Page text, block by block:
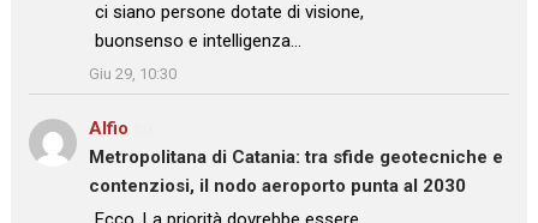
ci siano persone dotate di visione,
buonsenso e intelligenza…
”
Giu 29, 10:30
Alfio
Metropolitana di Catania: tra sfide geotecniche e
contenziosi, il nodo aeroporto punta al 2030
: “